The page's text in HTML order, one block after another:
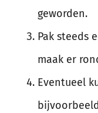
geworden.
Pak steeds
maak er
Eventueel